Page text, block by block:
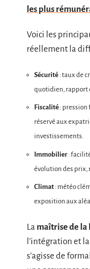
les plus
Voici les
réellement la
Sécurité : taux de
quotidien, rapport
Fiscalité : pression
réservé aux
investissements.
Immobilier: facilité
évolution des prix,
Climat : météo
exposition aux
La maîtrise de la
l’intégration et
s’agisse de